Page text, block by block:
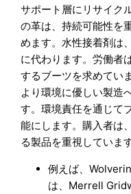
サポート層にリサイク
の革は、持続可能性を
めます。水性接着剤は
に代わります。労働者
するブーツを求めてい
より環境に優しい製造
す。環境責任を通じて
能にします。購入者は
る製品を重視しています
例えば、
は、Merrell